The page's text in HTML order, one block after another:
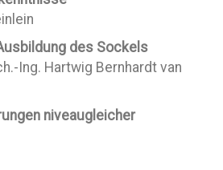
des Sockels
Ing. Hartwig Bernhardt van
niveaugleicher